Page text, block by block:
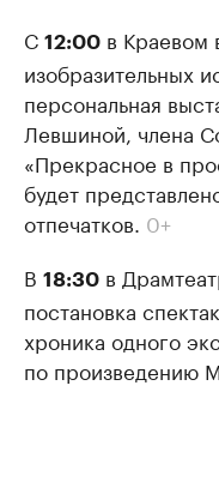
С 12:00 в Краевом
изобразительных
персональная
Левшиной, члена
«Прекрасное в
будет
отпечатков. 0+
В 18:30 в
постановка
хроника одного
по произведению